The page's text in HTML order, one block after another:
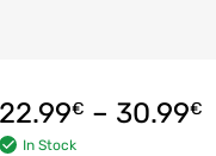
22.99€ – 30.99€
In Stock